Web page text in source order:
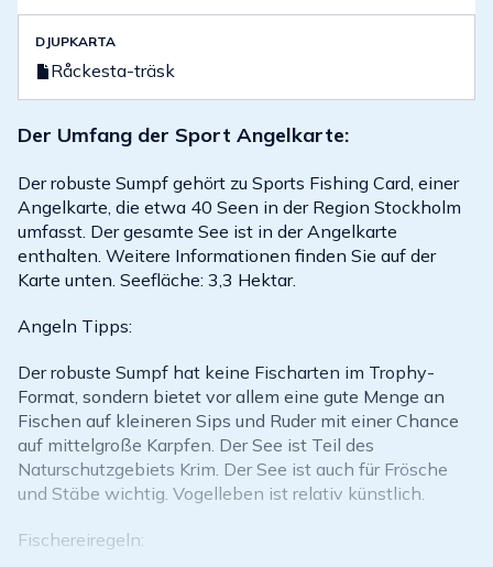
DJUPKARTA
Råckesta-träsk
Der Umfang der Sport Angelkarte:
Der robuste Sumpf gehört zu Sports Fishing Card, einer
Angelkarte, die etwa 40 Seen in der Region Stockholm
umfasst. Der gesamte See ist in der Angelkarte
enthalten. Weitere Informationen finden Sie auf der
Karte unten. Seefläche: 3,3 Hektar.
Angeln Tipps:
Der robuste Sumpf hat keine Fischarten im Trophy-
Format, sondern bietet vor allem eine gute Menge an
Fischen auf kleineren Sips und Ruder mit einer Chance
auf mittelgroße Karpfen. Der See ist Teil des
Naturschutzgebiets Krim. Der See ist auch für Frösche
und Stäbe wichtig. Vogelleben ist relativ künstlich.
Fischereiregeln: